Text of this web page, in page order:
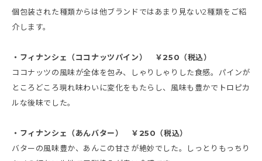
個包装された種類からは他ブランドではあまり見ない2種類をご紹
介します。
・フィナンシェ（ココナッツパイン） ￥250（税込）
ココナッツの風味が全体を包み、しゃりしゃりした食感。パインが
ところどころ現れ味わいに変化をもたらし、風味も豊かでトロピカ
ルな後味でした。
・フィナンシェ（あんバター） ￥250（税込）
バターの風味豊か、あんこの甘さが絶妙でした。しっとりもっちり